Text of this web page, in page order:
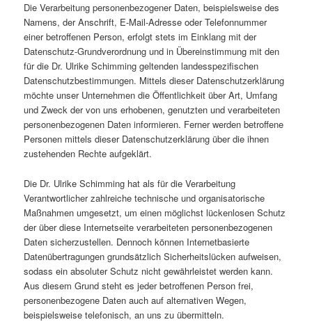
Die Verarbeitung personenbezogener Daten, beispielsweise des
Namens, der Anschrift, E-Mail-Adresse oder Telefonnummer
einer betroffenen Person, erfolgt stets im Einklang mit der
Datenschutz-Grundverordnung und in Übereinstimmung mit den
für die Dr. Ulrike Schimming geltenden landesspezifischen
Datenschutzbestimmungen. Mittels dieser Datenschutzerklärung
möchte unser Unternehmen die Öffentlichkeit über Art, Umfang
und Zweck der von uns erhobenen, genutzten und verarbeiteten
personenbezogenen Daten informieren. Ferner werden betroffene
Personen mittels dieser Datenschutzerklärung über die ihnen
zustehenden Rechte aufgeklärt.
Die Dr. Ulrike Schimming hat als für die Verarbeitung
Verantwortlicher zahlreiche technische und organisatorische
Maßnahmen umgesetzt, um einen möglichst lückenlosen Schutz
der über diese Internetseite verarbeiteten personenbezogenen
Daten sicherzustellen. Dennoch können Internetbasierte
Datenübertragungen grundsätzlich Sicherheitslücken aufweisen,
sodass ein absoluter Schutz nicht gewährleistet werden kann.
Aus diesem Grund steht es jeder betroffenen Person frei,
personenbezogene Daten auch auf alternativen Wegen,
beispielsweise telefonisch, an uns zu übermitteln.